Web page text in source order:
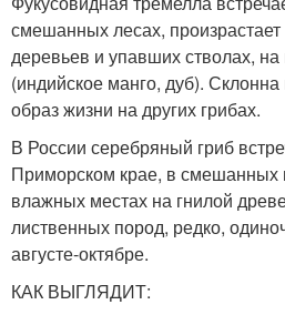
смешанных лесах,
деревьев и упавших стволах,
(индийское манго, дуб). Склонна
образ жизни на других грибах.
В России серебряный гриб
Приморском крае, в смешанных
влажных местах на гнилой
лиственных пород, редко,
августе-октябре.
КАК ВЫГЛЯДИТ: